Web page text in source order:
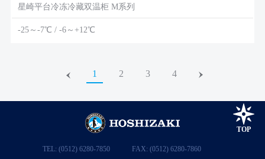
星崎平台冷冻冷藏双温柜 M系列
-25～-7℃ / -6～+12℃
1 2 3 4
TEL: (0512) 6280-7850
FAX: (0512) 6280-7860
TOP